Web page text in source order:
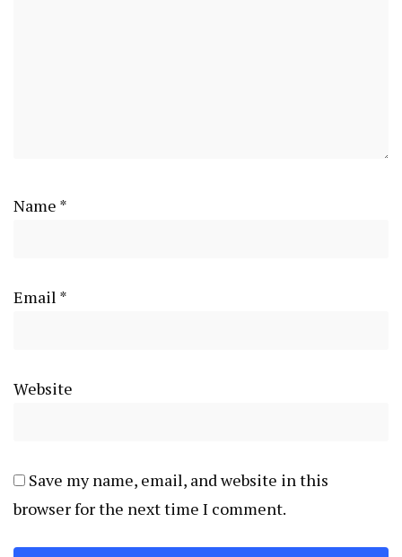
Name *
Email *
Website
Save my name, email, and website in this
browser for the next time I comment.